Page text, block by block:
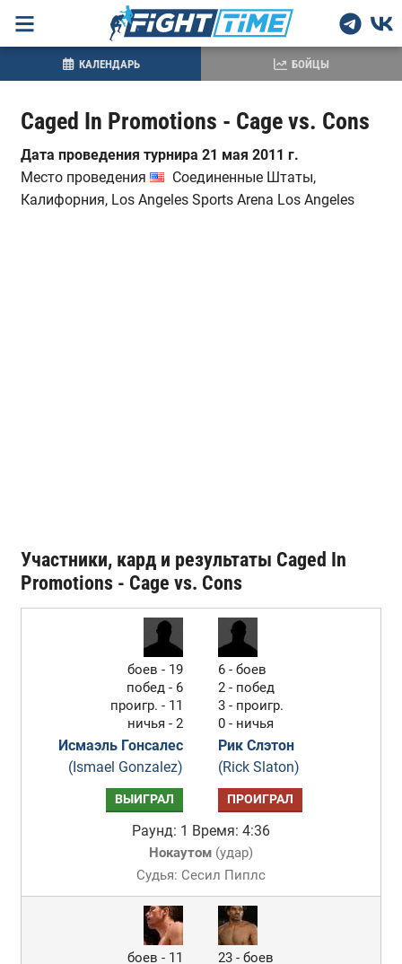
Caged In Promotions - Cage vs. Cons
Дата проведения турнира 21 мая 2011 г.
Место проведения
Соединенные Штаты,
Калифорния, Los Angeles Sports Arena Los Angeles
Участники, кард и результаты Caged In
Promotions - Cage vs. Cons
боев - 19
побед - 6
проигр. - 11
ничья - 2
Исмаэль Гонсалес
(Ismael Gonzalez)
6 - боев
2 - побед
3 - проигр.
0 - ничья
Рик Слэтон
(Rick Slaton)
ВЫИГРАЛ ПРОИГРАЛ
Раунд: 1 Время: 4:36
Нокаутом(удар)
Судья: Сесил Пиплс
боев - 11
23 - боев
КАЛЕНДАРЬ БОЙЦЫ